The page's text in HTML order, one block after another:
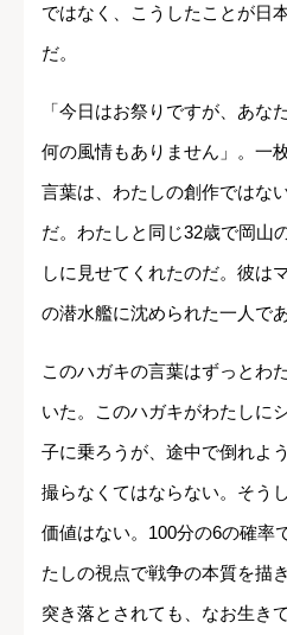
ではなく、こうしたことが日
だ。
「今日はお祭りですが、あな
何の風情もありません」。一
言葉は、わたしの創作ではな
だ。わたしと同じ32歳で岡山
しに見せてくれたのだ。彼は
の潜水艦に沈められた一人であ
このハガキの言葉はずっとわ
いた。このハガキがわたしに
子に乗ろうが、途中で倒れよ
撮らなくてはならない。そう
価値はない。100分の6の確率
たしの視点で戦争の本質を描
突き落とされても、なお生き